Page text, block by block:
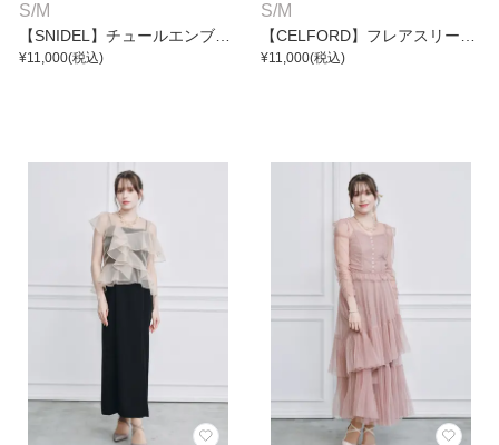
S/M
【SNIDEL】チュールエンブロ
イダリーワンピース
¥11,000(税込)
S/M
【CELFORD】フレアスリーブ
レースマーメイドワンピース
¥11,000(税込)